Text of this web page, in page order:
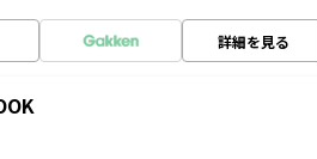
詳細を見る